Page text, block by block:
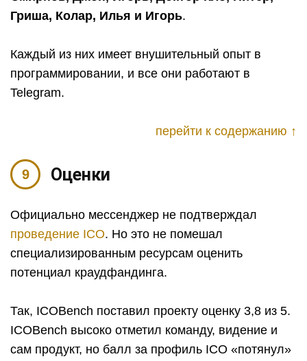
Гриша, Колар, Илья и Игорь.
Каждый из них имеет внушительный опыт в
программировании, и все они работают в
Telegram.
перейти к содержанию ↑
Оценки
Официально мессенджер не подтверждал
проведение ICO. Но это не помешал
специализированным ресурсам оценить
потенциал краудфандинга.
Так, ICOBench поставил проекту оценку 3,8 из 5.
ICOBench высоко отметил команду, видение и
сам продукт, но балл за профиль ICO «потянул»